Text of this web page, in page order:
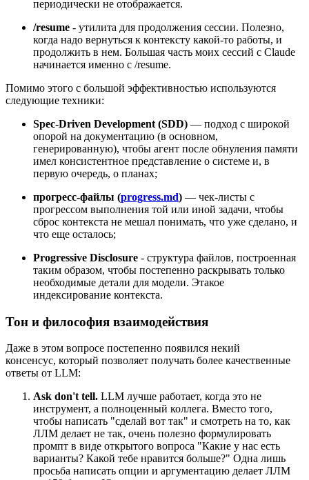
периодически не отображается.
/resume - утилита для продолжения сессии. Полезно,
когда надо вернуться к контексту какой-то работы, и
продолжить в нем. Большая часть моих сессий с Claude
начинается именно с /resume.
Помимо этого с большой эффективностью используются
следующие техники:
Spec-Driven Development (SDD) — подход с широкой
опорой на документацию (в основном,
генерированную), чтобы агент после обнуления памяти
имел консистентное представление о системе и, в
первую очередь, о планах;
прогресс-файлы (progress.md) — чек-листы с
прогрессом выполнения той или иной задачи, чтобы
сброс контекста не мешал понимать, что уже сделано, и
что еще осталось;
Progressive Disclosure - структура файлов, построенная
таким образом, чтобы постепенно раскрывать только
необходимые детали для модели. Этакое
индексирование контекста.
Тон и философия взаимодействия
Даже в этом вопросе постепенно появился некий
консенсус, который позволяет получать более качественные
ответы от LLM:
Ask don't tell. LLM лучше работает, когда это не
инструмент, а полноценный коллега. Вместо того,
чтобы написать "сделай вот так" и смотреть на то, как
ЛЛМ делает не так, очень полезно формулировать
промпт в виде открытого вопроса "Какие у нас есть
варианты? Какой тебе нравится больше?" Одна лишь
просьба написать опции и аргументацию делает ЛЛМ